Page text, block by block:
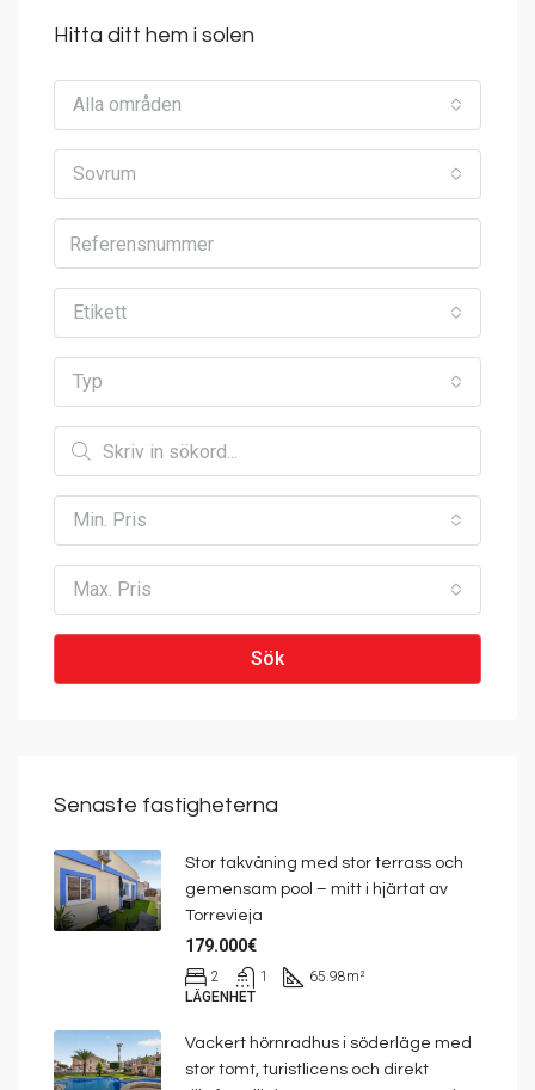
Hitta ditt hem i solen
Alla områden
Sovrum
Etikett
Typ
Min. Pris
Max. Pris
Sök
Senaste fastigheterna
Stor takvåning med stor terrass och
gemensam pool – mitt i hjärtat av
Torrevieja
179.000€
2 1 65.98m²
LÄGENHET
Vackert hörnradhus i söderläge med
stor tomt, turistlicens och direkt